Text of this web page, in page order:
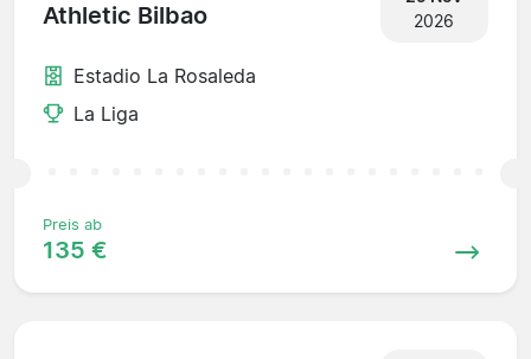
Athletic Bilbao
2026
Estadio La Rosaleda
La Liga
Preis ab
135 €